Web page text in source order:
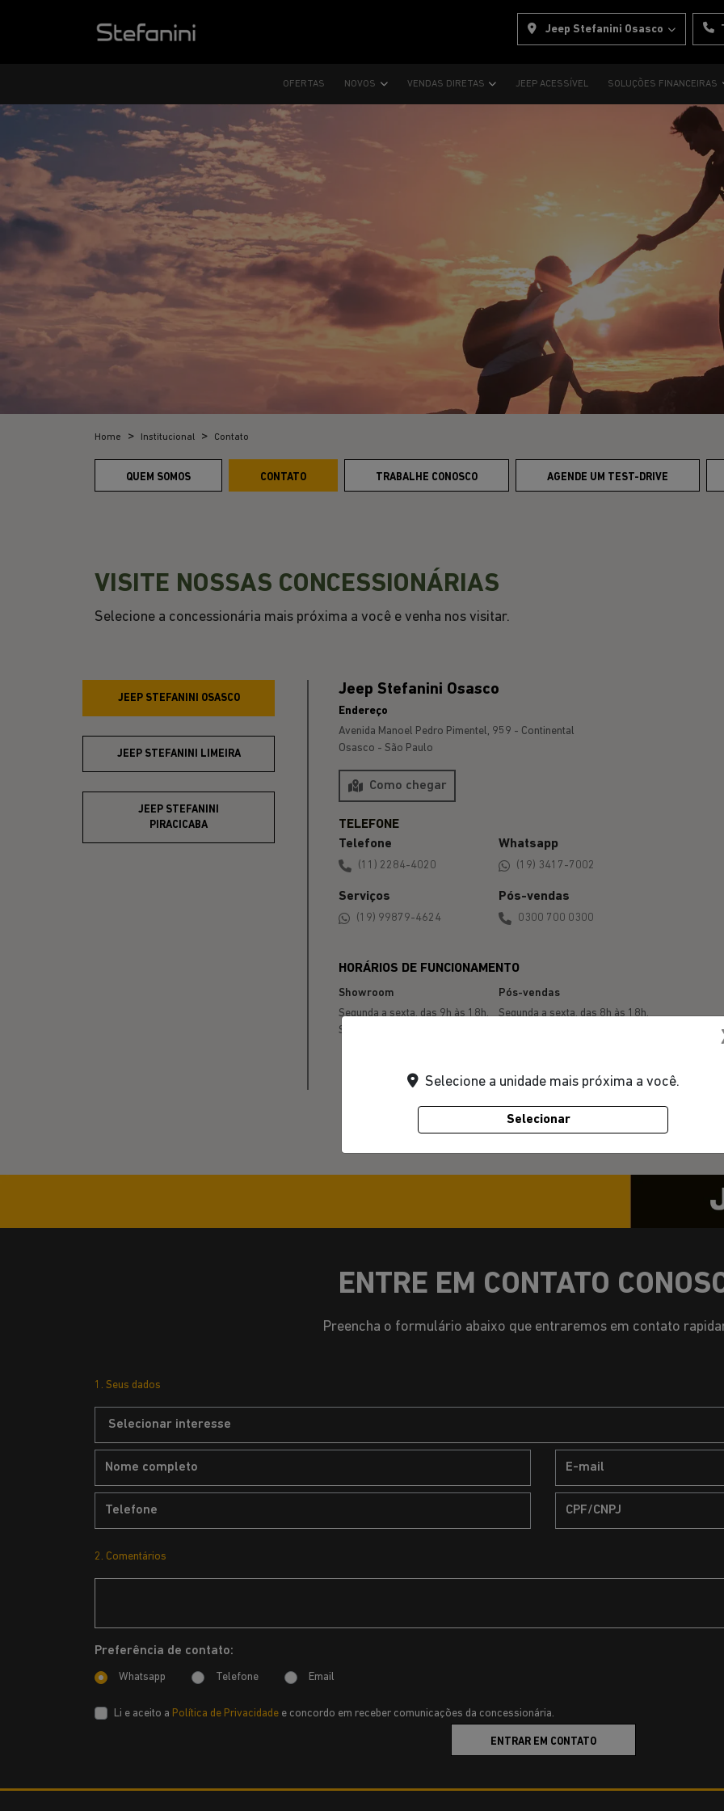
Jeep Stefanini Osasco
OFERTAS NOVOS VENDAS DIRETAS JEEP ACESSÍVEL SOLUÇÕES FINANCEIRAS
Home Institucional Contato
QUEM SOMOS CONTATO TRABALHE CONOSCO AGENDE UM TEST-DRIVE
VISITE NOSSAS CONCESSIONÁRIAS
Selecione a concessionária mais próxima a você e venha nos visitar.
JEEP STEFANINI OSASCO
JEEP STEFANINI LIMEIRA
JEEP STEFANINI
PIRACICABA
Jeep Stefanini Osasco
Endereço
Avenida Manoel Pedro Pimentel, 959 - Continental
Osasco - São Paulo
Como chegar
Telefone
(11) 2284-4020
Whatsapp
(19) 3417-7002
Serviços
(19) 99879-4624
Pós-vendas
0300 700 0300
HORÁRIOS DE FUNCIONAMENTO
Showroom
Segunda a sexta, das 9h às 18h.
Sábado, das 9h às 17h.
Pós-vendas
Segunda a sexta, das 8h às 18h.
ENTRE EM CONTATO
Preencha o formulário abaixo que entraremos em contato
1. Seus dados
2. Comentários
Preferência de contato:
Whatsapp Telefone Email
Li e aceito a Política de Privacidade e concordo em receber comunicações da concessionária.
ENTRAR EM CONTATO
Selecione a unidade mais próxima a você.
Selecionar